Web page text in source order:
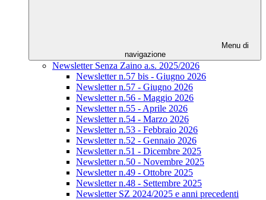
Menu di
navigazione
Newsletter Senza Zaino a.s. 2025/2026
Newsletter n.57 bis - Giugno 2026
Newsletter n.57 - Giugno 2026
Newsletter n.56 - Maggio 2026
Newsletter n.55 - Aprile 2026
Newsletter n.54 - Marzo 2026
Newsletter n.53 - Febbraio 2026
Newsletter n.52 - Gennaio 2026
Newsletter n.51 - Dicembre 2025
Newsletter n.50 - Novembre 2025
Newsletter n.49 - Ottobre 2025
Newsletter n.48 - Settembre 2025
Newsletter SZ 2024/2025 e anni precedenti